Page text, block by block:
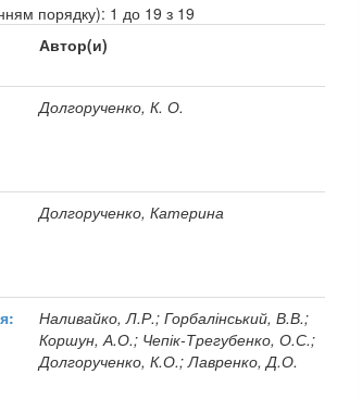
порядку): 1 до 19 з 19
Автор(и)
Долгорученко, К. О.
Долгорученко, Катерина
Наливайко, Л.Р.; Горбалінський, В.В.;
Коршун, А.О.; Чепік-Трегубенко, О.С.;
Долгорученко, К.О.; Лавренко, Д.О.